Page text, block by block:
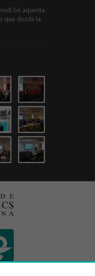
bé aquesta
que desde la